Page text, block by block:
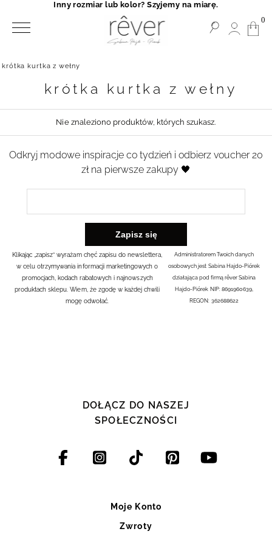
krótka kurtka z wełny
krótka kurtka z wełny
Nie znaleziono produktów, których szukasz.
Odkryj modowe inspiracje co tydzień i odbierz voucher 20
zł na pierwsze zakupy 🖤
Klikając „zapisz” wyrażam chęć zapisu do newslettera,
w celu otrzymywania informacji marketingowych o
promocjach, kodach rabatowych i najnowszych
produktach sklepu. Wiem, że zgodę w każdej chwili
mogę odwołać.
Administratorem Twoich danych
osobowych jest Sabina Hajdo-Piórek
działająca pod firmą rêver Sabina
Hajdo-Piórek NIP: 8691960639,
REGON: 362688622
DOŁĄCZ DO NASZEJ
SPOŁECZNOŚCI
Moje Konto
Zwroty
0
Inny rozmiar lub kolor? Szyjemy na miarę.